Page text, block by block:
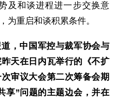
及和谈进程进一步交换意
为重启和谈积累条件。
，中国军控与裁军协会与
天在日内瓦举行的《不扩
审议大会第二次筹备会期
享”问题的主题边会，并在